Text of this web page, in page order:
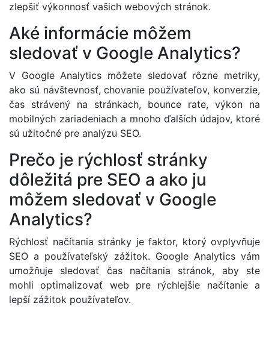
zlepšiť výkonnosť vašich webových stránok.
Aké informácie môžem
sledovať v Google Analytics?
V Google Analytics môžete sledovať rôzne metriky,
ako sú návštevnosť, chovanie používateľov, konverzie,
čas strávený na stránkach, bounce rate, výkon na
mobilných zariadeniach a mnoho ďalších údajov, ktoré
sú užitočné pre analýzu SEO.
Prečo je rýchlosť stránky
dôležitá pre SEO a ako ju
môžem sledovať v Google
Analytics?
Rýchlosť načítania stránky je faktor, ktorý ovplyvňuje
SEO a používateľský zážitok. Google Analytics vám
umožňuje sledovať čas načítania stránok, aby ste
mohli optimalizovať web pre rýchlejšie načítanie a
lepší zážitok používateľov.